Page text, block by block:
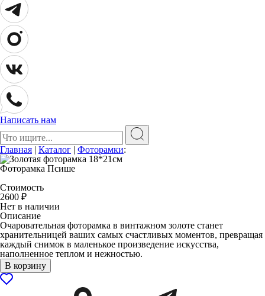
Написать нам
Поиск:
Главная | Каталог | Фоторамки:
Фоторамка Псише
Стоимость
2600 ₽
Нет в наличии
Описание
Очаровательная фоторамка в винтажном золоте станет
хранительницей ваших самых счастливых моментов, превращая
каждый снимок в маленькое произведение искусства,
наполненное теплом и нежностью.
В корзину